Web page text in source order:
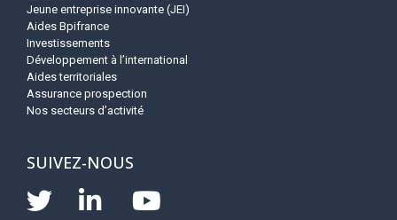
Jeune entreprise innovante (JEI)
Aides Bpifrance
Investissements
Développement à l’international
Aides territoriales
Assurance prospection
Nos secteurs d’activité
SUIVEZ-NOUS